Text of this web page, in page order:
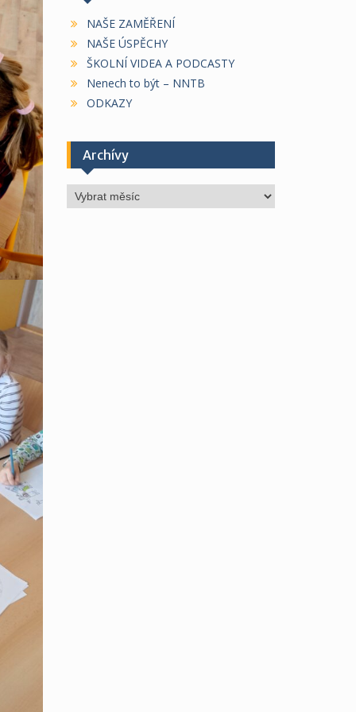
NAŠE ZAMĚŘENÍ
NAŠE ÚSPĚCHY
ŠKOLNÍ VIDEA A PODCASTY
Nenech to být – NNTB
ODKAZY
Archívy
Archívy